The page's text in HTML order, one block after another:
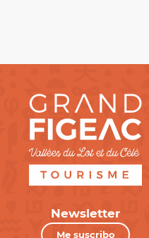
Newsletter
Me suscribo